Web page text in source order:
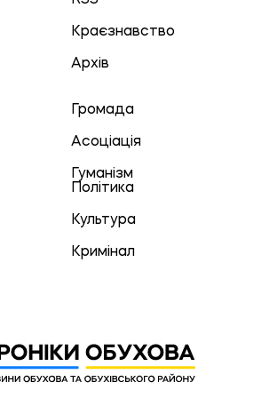
Краєзнавство
Архів
Громада
Асоціація
Гуманізм
Політика
Культура
Кримінал